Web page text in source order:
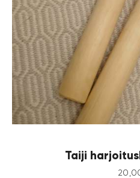
Taiji
20